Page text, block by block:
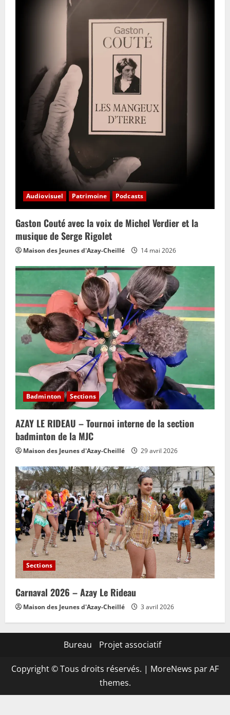
Audiovisuel Patrimoine Podcasts
Gaston Couté avec la voix de Michel Verdier et la
musique de Serge Rigolet
Maison des Jeunes d'Azay-Cheillé 14 mai 2026
Badminton Sections
AZAY LE RIDEAU – Tournoi interne de la section
badminton de la MJC
Maison des Jeunes d'Azay-Cheillé 29 avril 2026
Sections
Carnaval 2026 – Azay Le Rideau
Maison des Jeunes d'Azay-Cheillé 3 avril 2026
Bureau Projet associatif
Copyright © Tous droits réservés. | MoreNews par AF
themes.